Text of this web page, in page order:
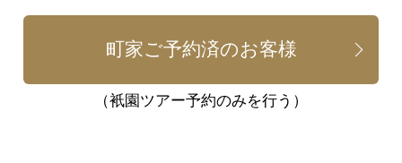
町家ご予約済のお客様
（衹園ツアー予約のみを行う）